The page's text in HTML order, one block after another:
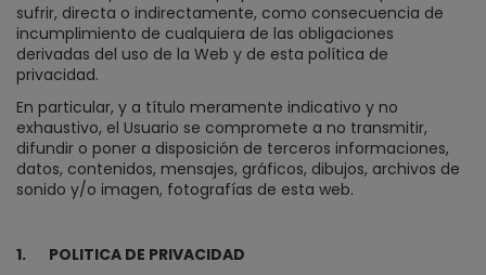
sufrir, directa o indirectamente, como consecuencia de
incumplimiento de cualquiera de las obligaciones
derivadas del uso de la Web y de esta política de
privacidad.
En particular, y a título meramente indicativo y no
exhaustivo, el Usuario se compromete a no transmitir,
difundir o poner a disposición de terceros informaciones,
datos, contenidos, mensajes, gráficos, dibujos, archivos de
sonido y/o imagen, fotografías de esta web.
1.
POLITICA DE PRIVACIDAD